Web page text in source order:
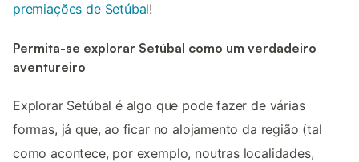
premiações de Setúbal!
Permita-se explorar Setúbal como um verdadeiro
aventureiro
Explorar Setúbal é algo que pode fazer de várias
formas, já que, ao ficar no alojamento da região (tal
como acontece, por exemplo, noutras localidades,